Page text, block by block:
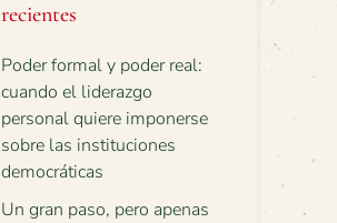
recientes
Poder formal y poder real:
cuando el liderazgo
personal quiere imponerse
sobre las instituciones
democráticas
Un gran paso, pero apenas